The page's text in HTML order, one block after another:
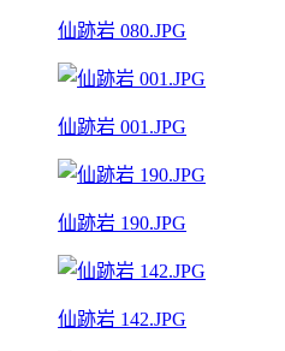
仙跡岩 080.JPG
仙跡岩 001.JPG
仙跡岩 190.JPG
仙跡岩 142.JPG